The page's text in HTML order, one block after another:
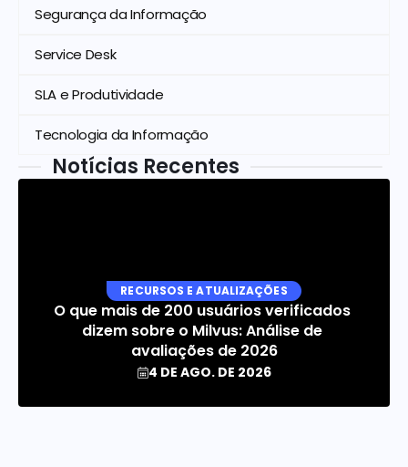
Segurança da Informação
Service Desk
SLA e Produtividade
Tecnologia da Informação
Notícias Recentes
RECURSOS E ATUALIZAÇÕES
O que mais de 200 usuários verificados
dizem sobre o Milvus: Análise de
avaliações de 2026
4 DE AGO. DE 2026